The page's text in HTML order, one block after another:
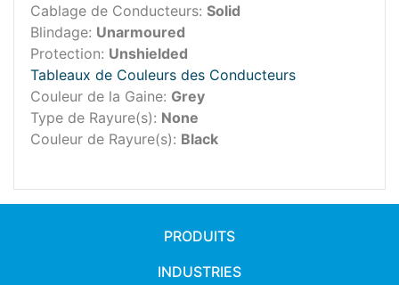
Cablage de Conducteurs: Solid
Blindage: Unarmoured
Protection: Unshielded
Tableaux de Couleurs des Conducteurs
Couleur de la Gaine: Grey
Type de Rayure(s): None
Couleur de Rayure(s): Black
PRODUITS
INDUSTRIES